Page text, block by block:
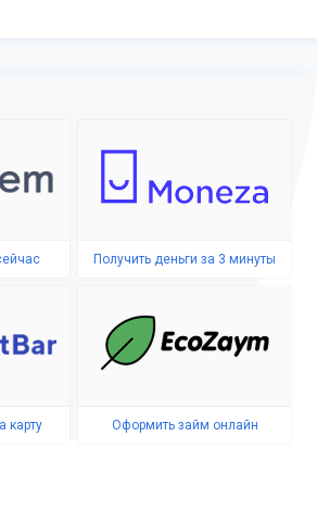
Получить деньги за 3 минуты
карту Оформить займ онлайн